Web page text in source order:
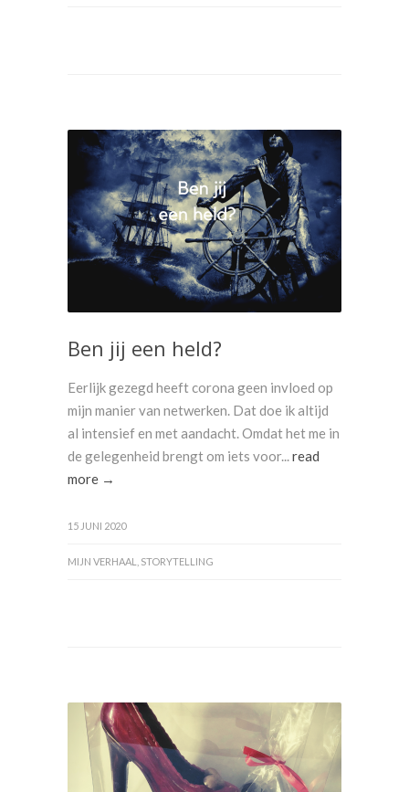
Ben jij een held?
Eerlijk gezegd heeft corona geen invloed op
mijn manier van netwerken. Dat doe ik altijd
al intensief en met aandacht. Omdat het me in
de gelegenheid brengt om iets voor...read
more →
15 JUNI 2020
MIJN VERHAAL STORYTELLING